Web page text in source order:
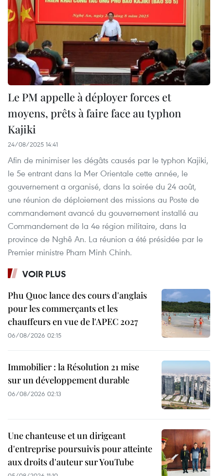
Le PM appelle à déployer forces et
moyens, prêts à faire face au typhon
Kajiki
24/08/2025 14:41
Afin de minimiser les dégâts causés par le typhon Kajiki,
le 5e entrant dans la Mer Orientale cette année, le
gouvernement a organisé, dans la soirée du 24 août,
une réunion de déploiement des missions au Poste de
commandement avancé du gouvernement installé au
Commandement de la 4e région militaire, dans la
province de Nghê An. La réunion a été présidée par le
Premier ministre Pham Minh Chinh.
VOIR PLUS
Phu Quoc lance des cours d'anglais
pour les commerçants et les
chauffeurs en vue de l'APEC 2027
06/08/2026 02:15
Immobilier : la Résolution 21 mise
sur un développement durable
06/08/2026 02:13
Une chanteuse et un dirigeant
d'entreprise poursuivis pour atteinte
aux droits d'auteur sur YouTube